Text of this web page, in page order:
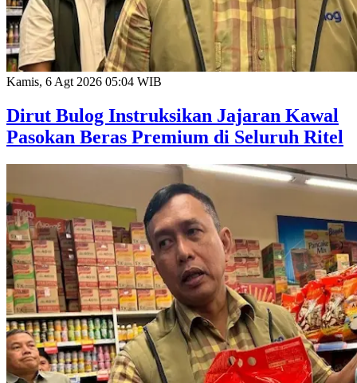
Kamis, 6 Agt 2026 05:04 WIB
Dirut Bulog Instruksikan Jajaran Kawal
Pasokan Beras Premium di Seluruh Ritel